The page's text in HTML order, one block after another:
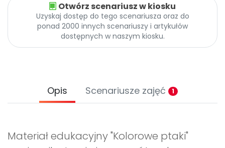
Otwórz scenariusz w kiosku
Uzyskaj dostęp do tego scenariusza oraz do
ponad 2000 innych scenariuszy i artykułów
dostępnych w naszym kiosku.
Opis Scenariusze zajęć 1
Materiał edukacyjny "Kolorowe ptaki"